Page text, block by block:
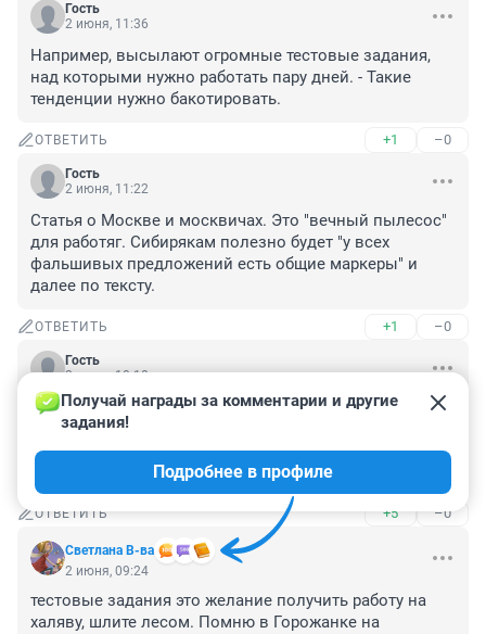
Гость
2 июня, 11:36
Например, высылают огромные тестовые задания,
над которыми нужно работать пару дней. - Такие
тенденции нужно бакотировать.
ОТВЕТИТЬ +1 –0
Гость
2 июня, 11:22
Статья о Москве и москвичах. Это "вечный пылесос"
для работяг. Сибирякам полезно будет "у всех
фальшивых предложений есть общие маркеры" и
далее по тексту.
ОТВЕТИТЬ +1 –0
Гость
2 июня, 10:18
Помню на одной шоколадной фабрике висела
вакансия юриста,аж 3 года.Я цинично посмеялся
видимо:"На шоколадной фабрике,не "шоколадные
условия",коль 3 года никто не хочет там работать!
ОТВЕТИТЬ +5 –0
Светлана В-ва
Получай награды за комментарии и другие
задания!
Подробнее в профиле
2 июня, 09:24
тестовые задания это желание получить работу на
халяву, шлите лесом. Помню в Горожанке на